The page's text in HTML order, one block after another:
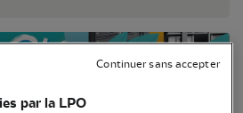
par la LPO
Continuer sans accepter